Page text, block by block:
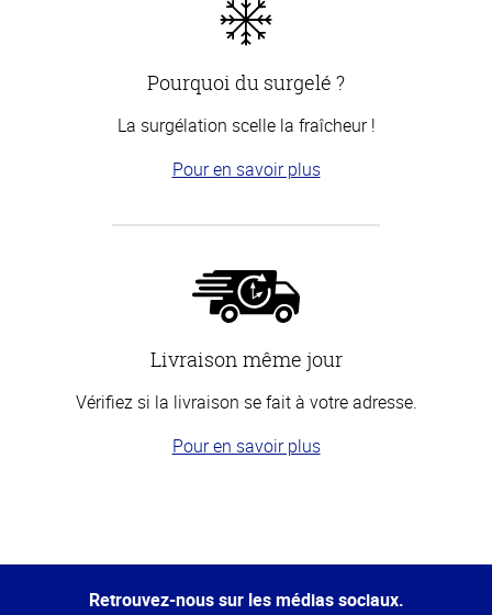
Pourquoi du surgelé ?
La surgélation scelle la fraîcheur !
Pour en savoir plus
Livraison même jour
Vérifiez si la livraison se fait à votre adresse.
Pour en savoir plus
de la
Retrouvez-nous sur les médias sociaux.